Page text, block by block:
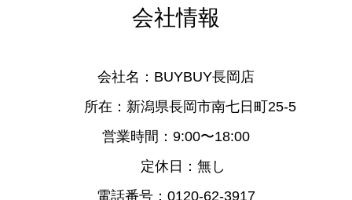
会社情報
会社名：BUYBUY長岡店
所在：新潟県長岡市南七日町25-5
営業時間：9:00〜18:00
定休日：無し
電話番号：0120-62-3917